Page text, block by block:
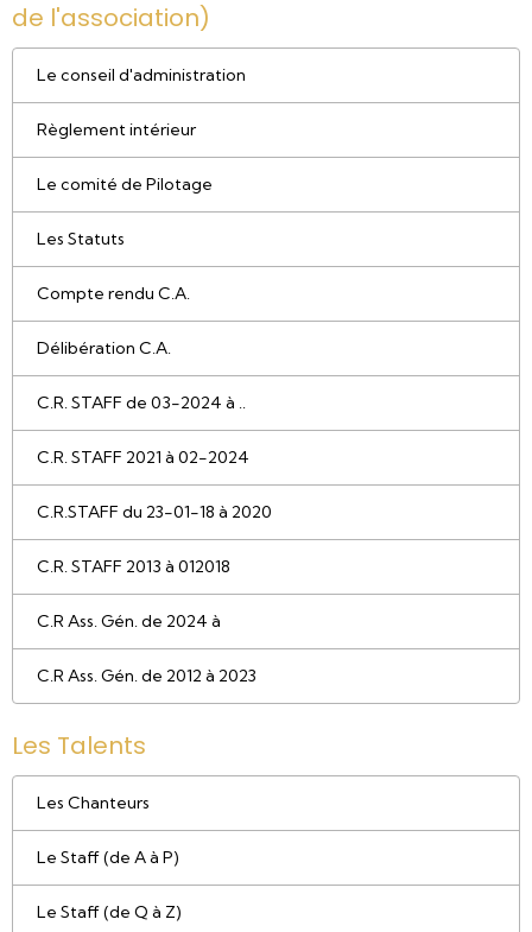
de l'association)
Le conseil d'administration
Règlement intérieur
Le comité de Pilotage
Les Statuts
Compte rendu C.A.
Délibération C.A.
C.R. STAFF de 03-2024 à ..
C.R. STAFF 2021 à 02-2024
C.R.STAFF du 23-01-18 à 2020
C.R. STAFF 2013 à 012018
C.R Ass. Gén. de 2024 à
C.R Ass. Gén. de 2012 à 2023
Les Talents
Les Chanteurs
Le Staff (de A à P)
Le Staff (de Q à Z)